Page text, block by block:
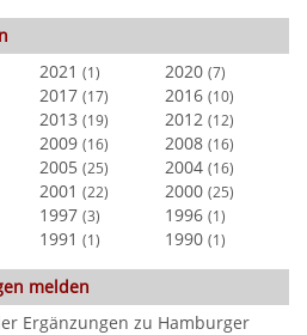
2021 (1) 2020 (7)
2017 (17) 2016 (10)
2013 (19) 2012 (12)
2009 (16) 2008 (16)
2005 (25) 2004 (16)
2001 (22) 2000 (25)
1997 (3) 1996 (1)
1991 (1) 1990 (1)
melden
Ergänzungen zu Hamburger